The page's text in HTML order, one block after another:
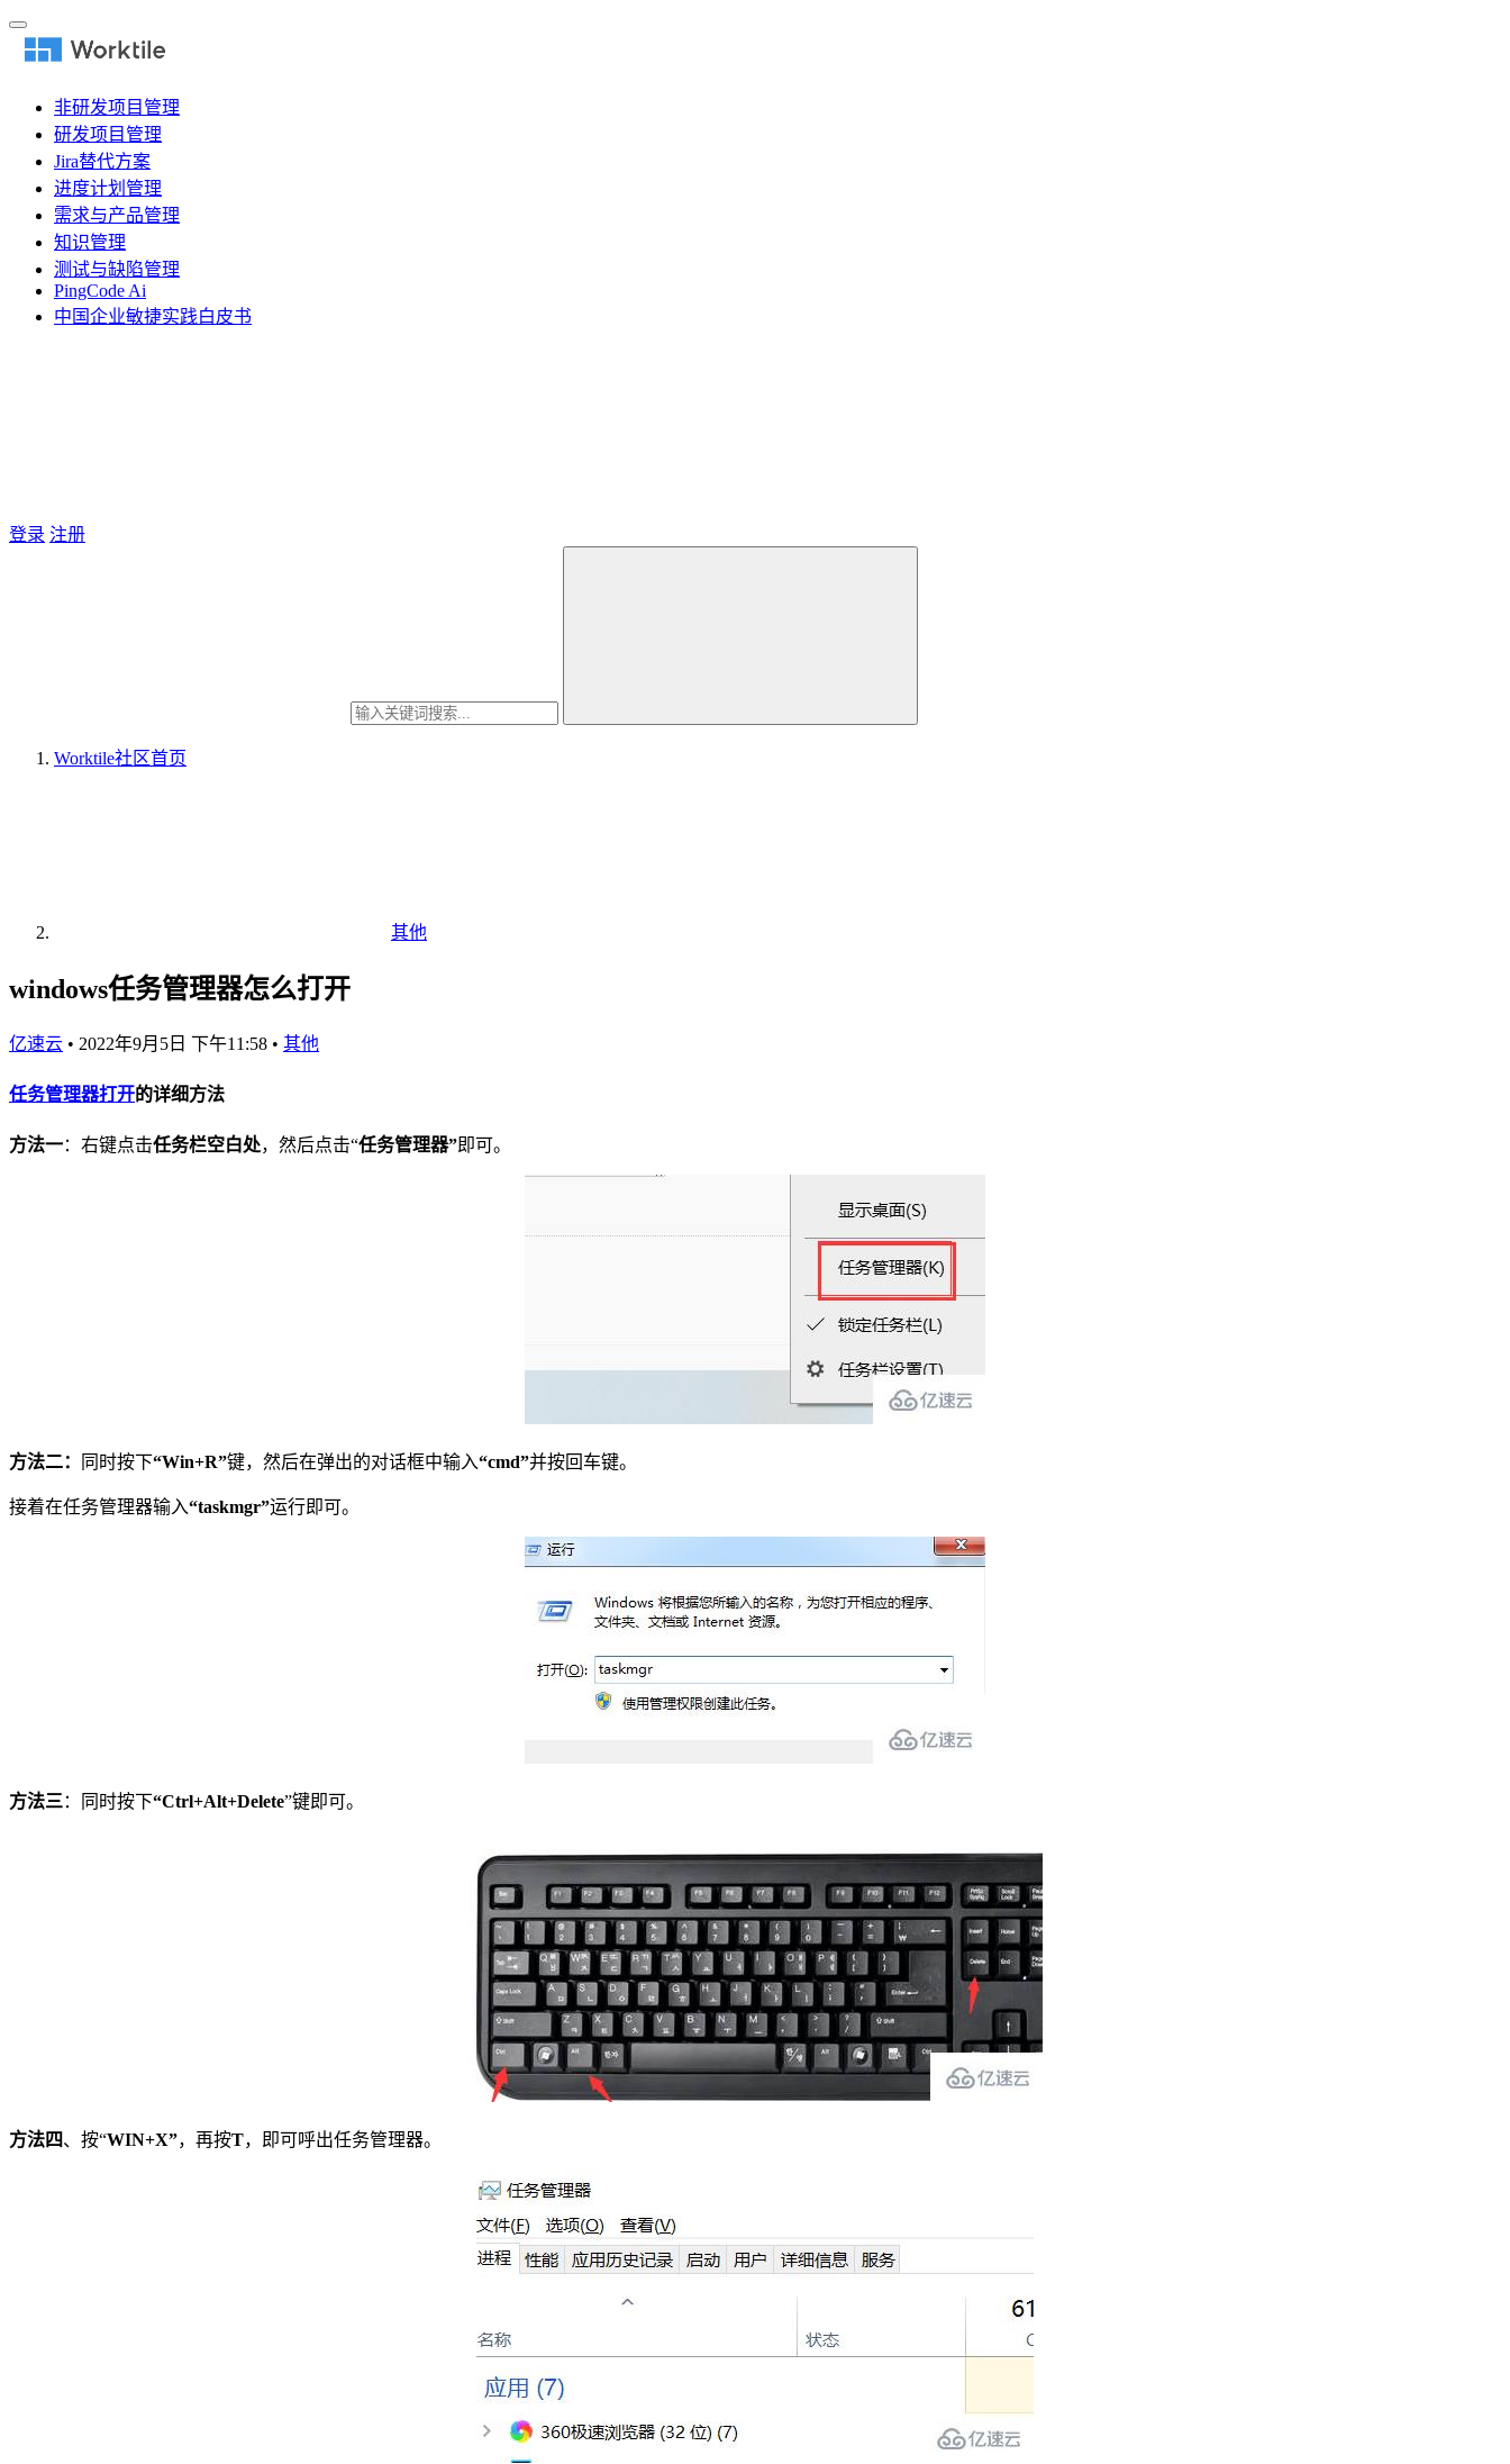
非研发项目管理
研发项目管理
Jira替代方案
进度计划管理
需求与产品管理
知识管理
测试与缺陷管理
PingCode Ai
中国企业敏捷实践白皮书
登录 注册
Worktile社区首页
其他
windows任务管理器怎么打开
亿速云 • 2022年9月5日 下午11:58 • 其他
任务管理器打开的详细方法
方法一：右键点击任务栏空白处，然后点击“任务管理器”即可。
方法二： 同时按下“Win+R”键，然后在弹出的对话框中输入“cmd”并按回车键。
接着在任务管理器输入“taskmgr”运行即可。
方法三：同时按下“Ctrl+Alt+Delete”键即可。
方法四、按“WIN+X”，再按T，即可呼出任务管理器。